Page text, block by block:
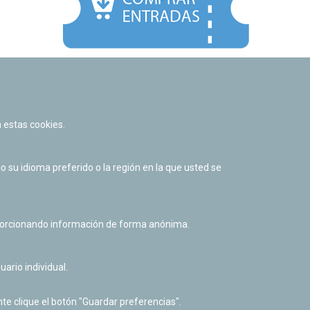
Política de cookies
Derecho de acceso a información pública
cookies.
su idioma preferido o la región en la que usted se
información de forma anónima.
individual.
clique el botón "Guardar preferencias".